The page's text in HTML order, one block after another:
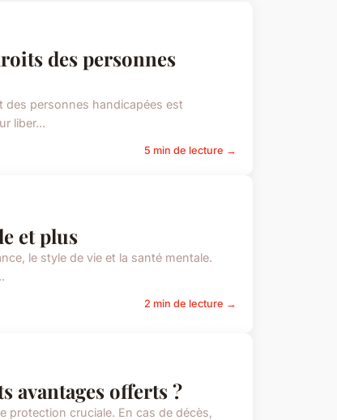
des personnes
personnes handicapées est
liber...
5 min de lecture →
et plus
le style de vie et la santé mentale.
2 min de lecture →
avantages offerts ?
protection cruciale. En cas de décès,